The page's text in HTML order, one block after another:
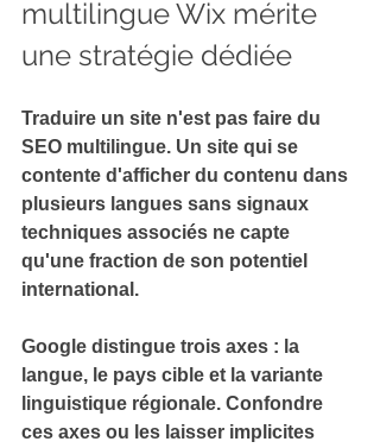
multilingue Wix mérite
une stratégie dédiée
Traduire un site n'est pas faire du
SEO multilingue. Un site qui se
contente d'afficher du contenu dans
plusieurs langues sans signaux
techniques associés ne capte
qu'une fraction de son potentiel
international.
Google distingue trois axes : la
langue, le pays cible et la variante
linguistique régionale. Confondre
ces axes ou les laisser implicites